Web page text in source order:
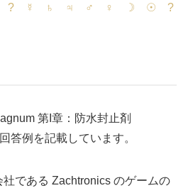
☿ ♄ ♃ ♂ ♀ ☽ ☉ ?
第I章：防水封止剤
答例を記載しています。
である Zachtronics のゲームの